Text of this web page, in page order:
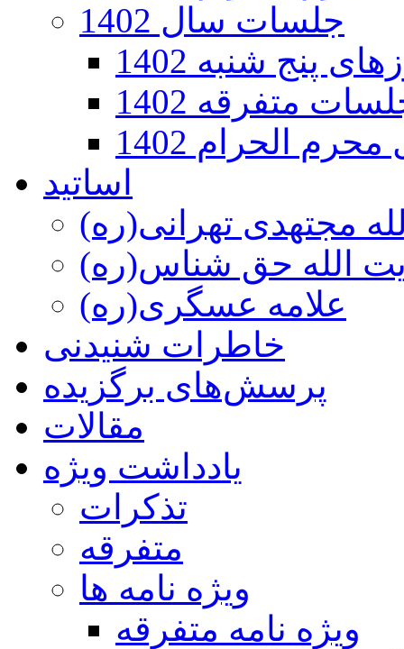
جلسات سال 1402
پنج شنبه 1402
متفرقه 1402
الحرام 1402
اساتید
مجتهدی تهرانی(ره)
الله حق شناس(ره)
علامه عسگری(ره)
خاطرات شنیدنی
پرسش‌های برگزیده
مقالات
یادداشت ویژه
تذكرات
متفرقه
ويژه نامه ها
ويژه نامه متفرقه